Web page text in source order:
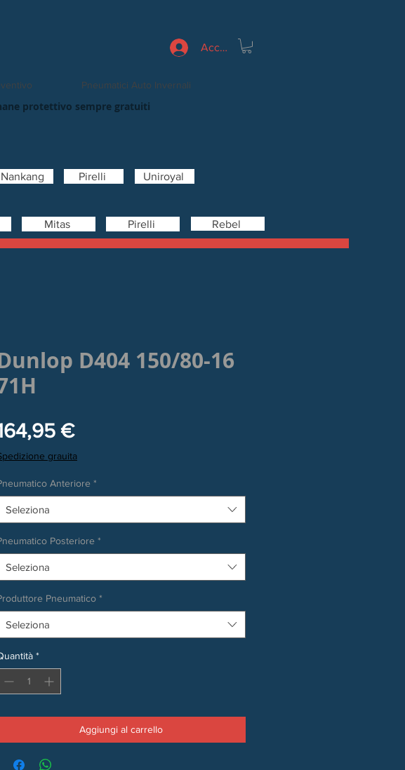
Accedi
Pneumatici Auto Invernali
protettivo sempre gratuiti
Nankang Pirelli Uniroyal
Mitas Pirelli Rebel
D404 150/80-16
€Prezzo
grauita
Anteriore *
Seleziona
Posteriore *
Seleziona
Pneumatico *
Seleziona
*
Aggiungi al carrello